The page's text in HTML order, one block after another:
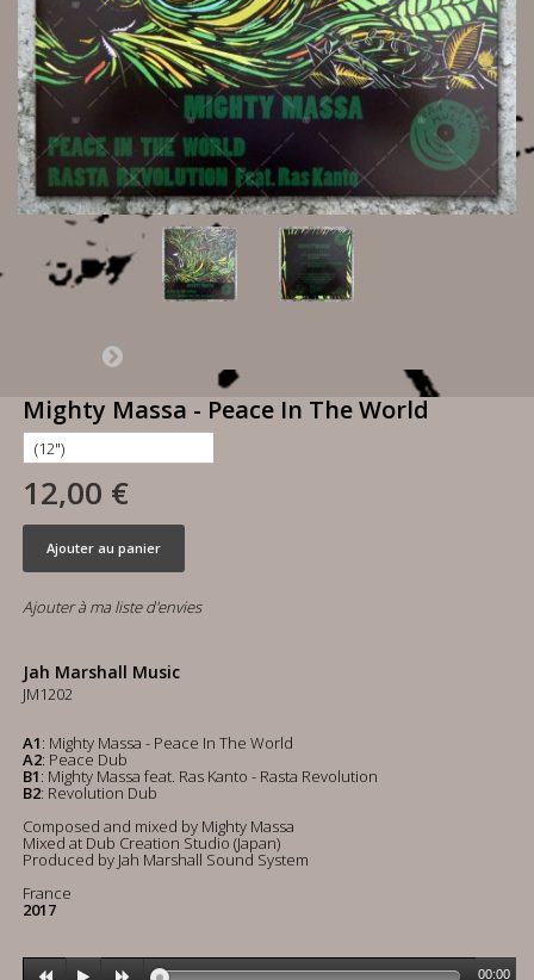
Mighty Massa - Peace In The World
12,00 €
Ajouter au panier
Ajouter à ma liste d'envies
Jah Marshall Music
JM1202
A1: Mighty Massa - Peace In The World
A2: Peace Dub
B1: Mighty Massa feat. Ras Kanto - Rasta Revolution
B2: Revolution Dub
Composed and mixed by Mighty Massa
Mixed at Dub Creation Studio (Japan)
Produced by Jah Marshall Sound System
France
2017
00:00